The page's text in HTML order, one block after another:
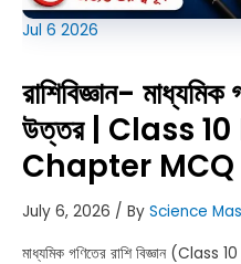
Jul 6 2026
রাশিবিজ্ঞান-
উত্তর | Class
Chapter MCQ
July 6, 2026 / By Science
মাধ্যমিক গণিতের রাশি বিজ্ঞান